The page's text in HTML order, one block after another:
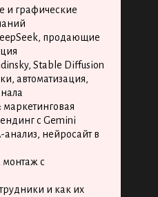
и графические
продающие
Stable Diffusion
автоматизация,
маркетинговая
с Gemini
нейросайт в
монтаж с
и как их